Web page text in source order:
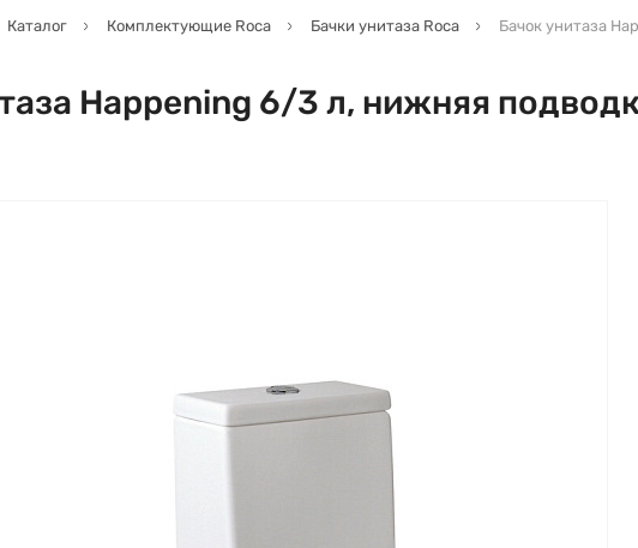
Каталог Комплектующие Roca Бачки унитаза Roca Бачок унитаза
Happening 6/3 л, нижняя